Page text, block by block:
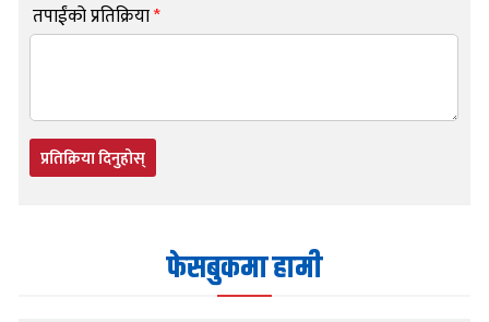
तपाईंको प्रतिक्रिया*
प्रतिक्रिया दिनुहोस्
फेसबुकमा हामी